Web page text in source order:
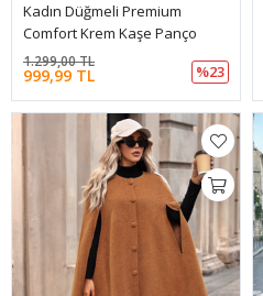
Kadın Düğmeli Premium
Comfort Krem Kaşe Panço
999,99 TL
1.299,00 TL
%23